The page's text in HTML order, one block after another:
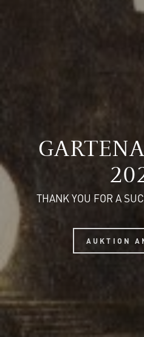
THANK YOU FOR A
AUKTION